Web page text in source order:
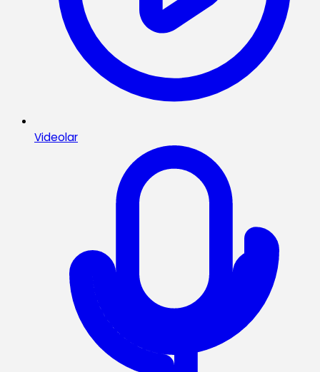
Videolar